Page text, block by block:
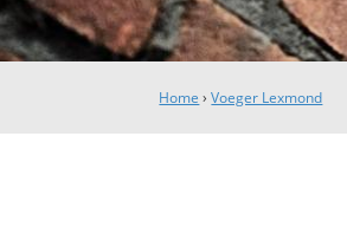
Home ›Voeger Lexmond